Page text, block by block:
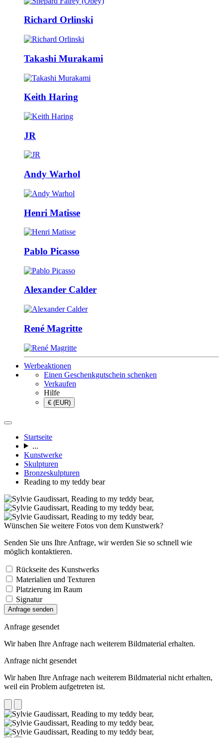
Richard Orlinski
Takashi Murakami
Keith Haring
JR
Andy Warhol
Henri Matisse
Pablo Picasso
Alexander Calder
René Magritte
Werbeaktionen
Einen Geschenkgutschein schenken
Verkaufen
Hilfe
€ (EUR)
Startseite
...
Kunstwerke
Skulpturen
Bronzeskulpturen
Reading to my teddy bear
Wünschen Sie weitere Fotos von dem Kunstwerk?
Senden Sie uns Ihre Anfrage, wir werden Sie so schnell wie
möglich kontaktieren.
Rückseite des Kunstwerks
Materialien und Texturen
Platzierung im Raum
Signatur
Anfrage senden
Anfrage gesendet
Wir haben Ihre Anfrage nach weiterem Bildmaterial erhalten.
Anfrage nicht gesendet
Wir haben Ihre Anfrage nach weiterem Bildmaterial nicht erhalten,
weil ein Problem aufgetreten ist.